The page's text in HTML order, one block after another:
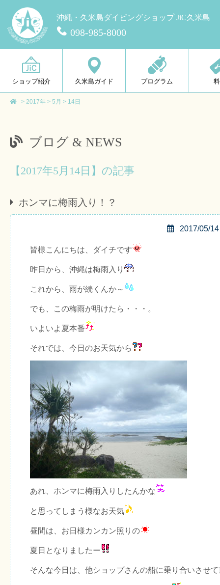
沖縄・久米島ダイビングショップ JiC久米島
098-985-8000
ショップ紹介 久米島ガイド プログラム
> 2017年 > 5月 > 14日
ブログ & NEWS
【2017年5月14日】の記事
ホンマに梅雨入り！？
2017/05/14
皆様こんにちは、ダイチです
昨日から、沖縄は梅雨入り
これから、雨が続くんか～
でも、この梅雨が明けたら・・・。
いよいよ夏本番
それでは、今日のお天気から
あれ、ホンマに梅雨入りしたんかな
と思ってしまう様なお天気
昼間は、お日様カンカン照りの
夏日となりましたー
そんな今日は、他ショップさんの船に乗り合いさせ